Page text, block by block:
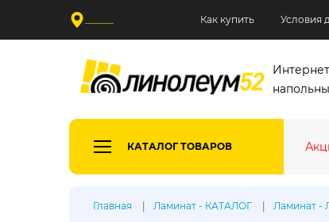
Как купить Условия
КАТАЛОГ ТОВАРОВ
Главная Ламинат - КАТАЛОГ Ламинат -